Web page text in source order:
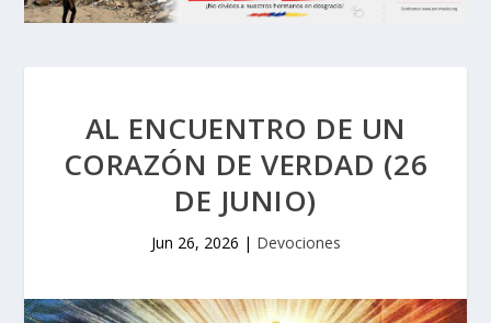
AL ENCUENTRO DE UN
CORAZÓN DE VERDAD (26
DE JUNIO)
Jun 26, 2026 | Devociones